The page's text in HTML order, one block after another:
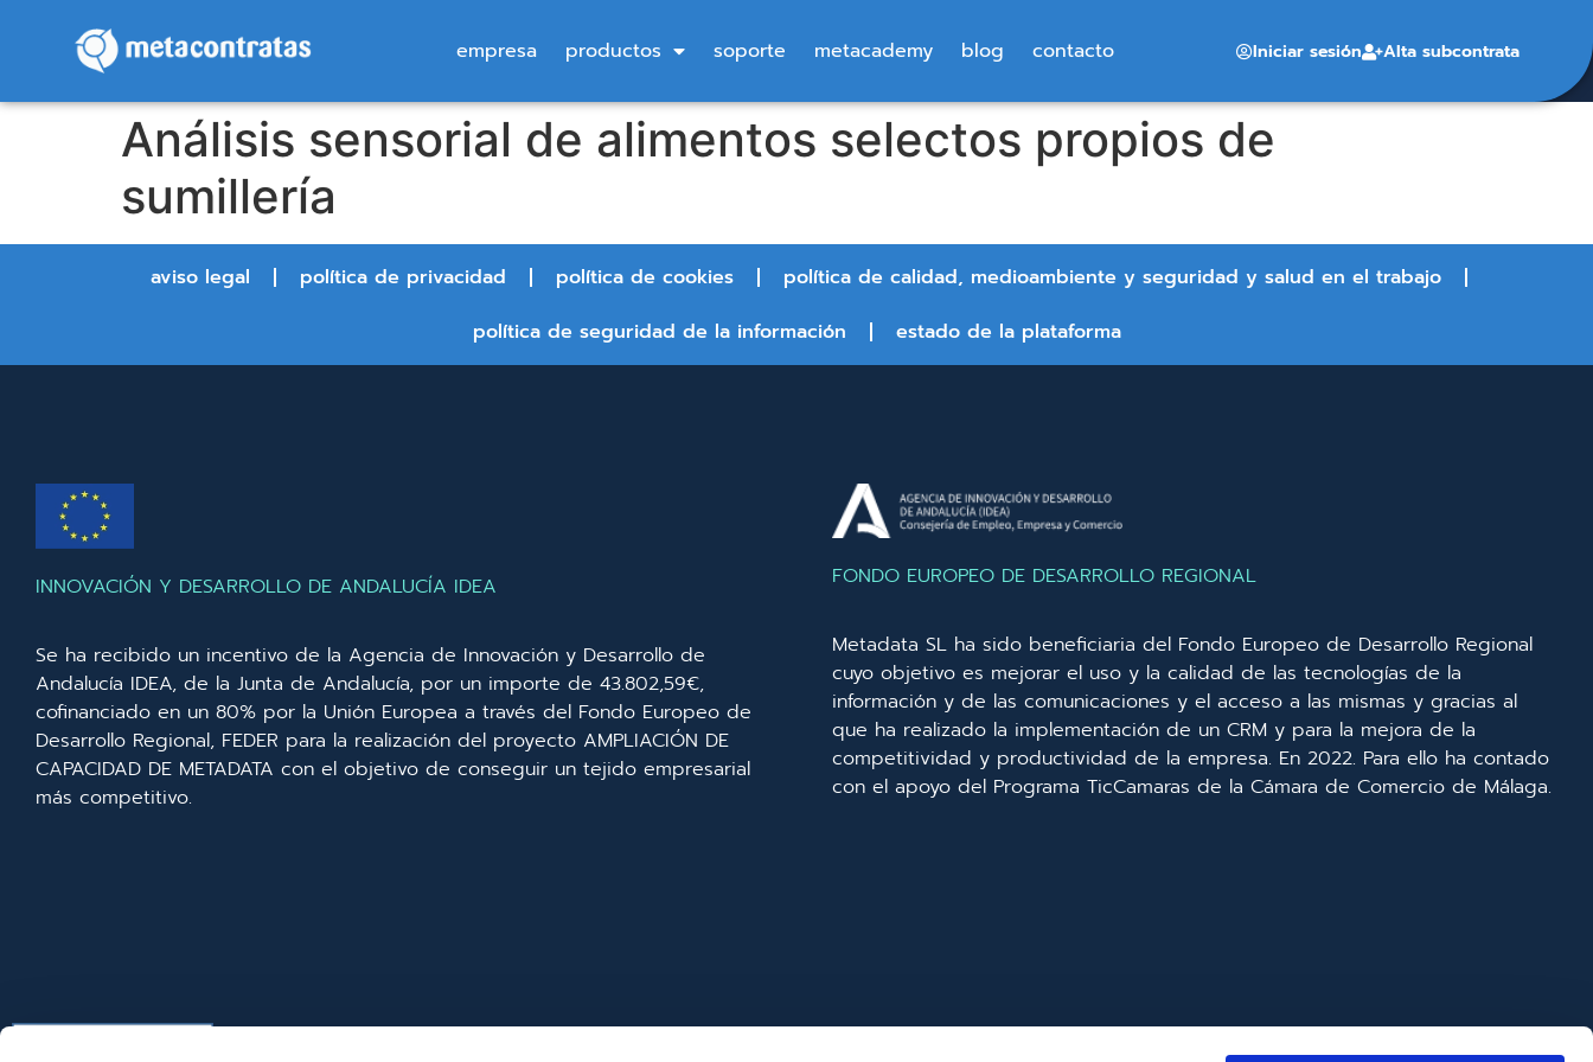
empresa productos soporte metacademy blog contacto Iniciar sesión Alta subcontrata
Análisis sensorial de alimentos selectos propios de
sumillería
aviso legal política de privacidad política de cookies
política de calidad, medioambiente y seguridad y salud en el trabajo
política de seguridad de la información
estado de la plataforma
INNOVACIÓN Y DESARROLLO DE ANDALUCÍA IDEA
Se ha recibido un incentivo de la Agencia de Innovación y Desarrollo de
Andalucía IDEA, de la Junta de Andalucía, por un importe de 43.802,59€,
cofinanciado en un 80% por la Unión Europea a través del Fondo Europeo de
Desarrollo Regional, FEDER para la realización del proyecto AMPLIACIÓN DE
CAPACIDAD DE METADATA con el objetivo de conseguir un tejido empresarial
más competitivo.
FONDO EUROPEO DE DESARROLLO REGIONAL
Metadata SL ha sido beneficiaria del Fondo Europeo de Desarrollo Regional
cuyo objetivo es mejorar el uso y la calidad de las tecnologías de la
información y de las comunicaciones y el acceso a las mismas y gracias al
que ha realizado la implementación de un CRM y para la mejora de la
competitividad y productividad de la empresa. En 2022. Para ello ha contado
con el apoyo del Programa TicCamaras de la Cámara de Comercio de Málaga.